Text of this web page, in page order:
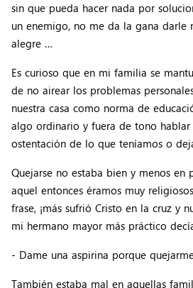
sin que pueda hacer nada por
un enemigo, no me da la gana darle
alegre …
Es curioso que en mi familia se
de no airear los problemas
nuestra casa como norma de
algo ordinario y fuera de tono
ostentación de lo que teníamos o
Quejarse no estaba bien y menos
aquel entonces éramos muy
frase, ¡más sufrió Cristo en la cruz y
mi hermano mayor más práctico
- Dame una aspirina porque
También estaba mal en aquellas